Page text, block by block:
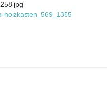
holzkasten_569_1355